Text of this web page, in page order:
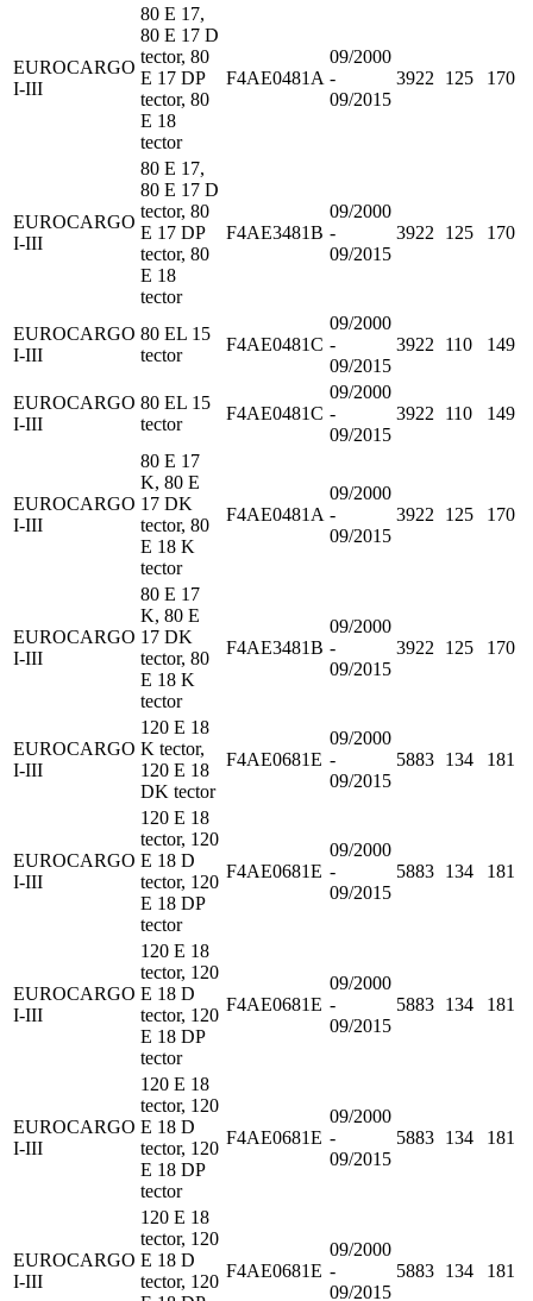
EUROCARGO
I-III
80 E 17,
80 E 17 D
tector, 80
E 17 DP
tector, 80
E 18
tector
F4AE0481A
09/2000
-
09/2015
3922 125 170
EUROCARGO
I-III
80 E 17,
80 E 17 D
tector, 80
E 17 DP
tector, 80
E 18
tector
F4AE3481B
09/2000
-
09/2015
3922 125 170
EUROCARGO
I-III
80 EL 15
tector
F4AE0481C
09/2000
-
09/2015
3922 110 149
EUROCARGO
I-III
80 EL 15
tector
F4AE0481C
09/2000
-
09/2015
3922 110 149
EUROCARGO
I-III
80 E 17
K, 80 E
17 DK
tector, 80
E 18 K
tector
F4AE0481A
09/2000
-
09/2015
3922 125 170
EUROCARGO
I-III
80 E 17
K, 80 E
17 DK
tector, 80
E 18 K
tector
F4AE3481B
09/2000
-
09/2015
3922 125 170
EUROCARGO
I-III
120 E 18
K tector,
120 E 18
DK tector
F4AE0681E
09/2000
-
09/2015
5883 134 181
EUROCARGO
I-III
120 E 18
tector, 120
E 18 D
tector, 120
E 18 DP
tector
F4AE0681E
09/2000
-
09/2015
5883 134 181
EUROCARGO
I-III
120 E 18
tector, 120
E 18 D
tector, 120
E 18 DP
tector
F4AE0681E
09/2000
-
09/2015
5883 134 181
EUROCARGO
I-III
120 E 18
tector, 120
E 18 D
tector, 120
E 18 DP
tector
F4AE0681E
09/2000
-
09/2015
5883 134 181
EUROCARGO
I-III
120 E 18
tector, 120
E 18 D
tector, 120
F4AE0681E
09/2000
-
09/2015
5883 134 181